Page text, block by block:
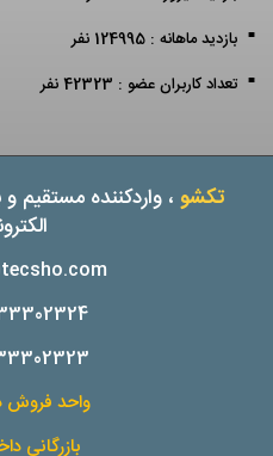
بازدید ماهانه : 124995 نفر
تعداد کاربران عضو : 42323 نفر
تکشو ، واردکننده
33302324
واحد فروش
بازرگانی